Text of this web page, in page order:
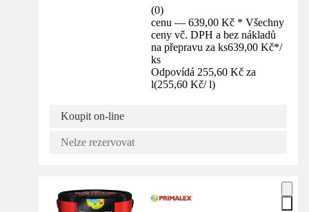
(0)
cenu — 639,00 Kč * Všechny
ceny vč. DPH a bez nákladů
na přepravu za ks639,00 Kč*/
ks
Odpovídá 255,60 Kč za
l(255,60 Kč/ l)
Koupit on-line
Nelze rezervovat